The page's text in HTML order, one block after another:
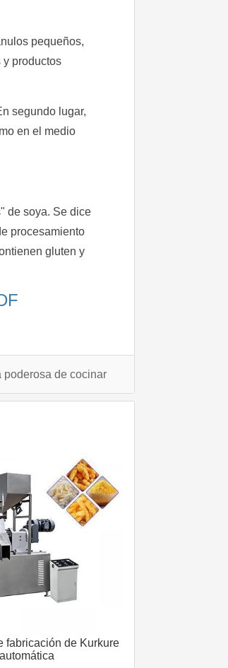
pequeños,
y productos
segundo lugar,
en el medio
de soya. Se dice
procesamiento
gluten y
poderosa de cocinar
fabricación de Kurkure